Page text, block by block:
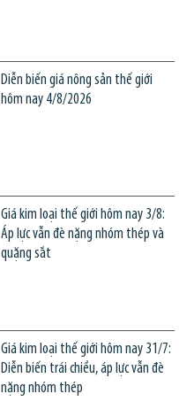
Diễn biến giá nông sản thế giới
hôm nay 4/8/2026
Giá kim loại thế giới hôm nay 3/8:
Áp lực vẫn đè nặng nhóm thép và
quặng sắt
Giá kim loại thế giới hôm nay 31/7:
Diễn biến trái chiều, áp lực vẫn đè
nặng nhóm thép